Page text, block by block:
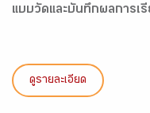
แบบวัดและบันทึกผลการเ
ดูรายละเอียด